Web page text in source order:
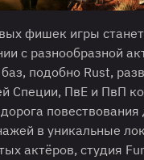
фишек игры
с разнообразной
подобно Rust,
Специи, ПвЕ и ПвП
в уникальные
актёров, студия